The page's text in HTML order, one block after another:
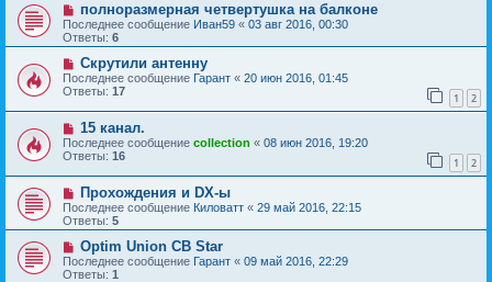
полноразмерная четвертушка на балконе
Последнее сообщение Иван59 « 03 авг 2016, 00:30
Ответы: 6
Скрутили антенну
Последнее сообщение Гарант « 20 июн 2016, 01:45
Ответы: 17 1 2
15 канал.
Последнее сообщение collection « 08 июн 2016, 19:20
Ответы: 16 1 2
Прохождения и DX-ы
Последнее сообщение Киловатт « 29 май 2016, 22:15
Ответы: 5
Optim Union CB Star
Последнее сообщение Гарант « 09 май 2016, 22:29
Ответы: 1